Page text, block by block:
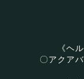
《ヘ
〇アクア